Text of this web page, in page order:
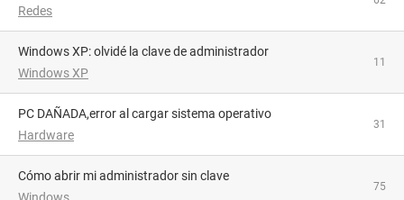
Redes
Windows XP: olvidé la clave de administrador
Windows XP
11
PC DAÑADA,error al cargar sistema operativo
Hardware
31
Cómo abrir mi administrador sin clave
75